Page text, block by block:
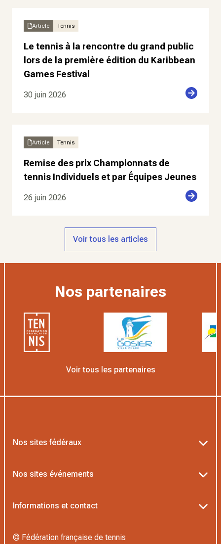
Article Tennis
Le tennis à la rencontre du grand public
lors de la première édition du Karibbean
Games Festival
30 juin 2026
Article Tennis
Remise des prix Championnats de
tennis Individuels et par Équipes Jeunes
26 juin 2026
Voir tous les articles
Nos partenaires
Voir tous les partenaires
Nos sites fédéraux
Proshop FFT
Nos sites événements
Informations et contact
© Fédération française de tennis